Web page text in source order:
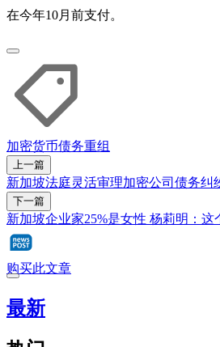
在今年10月前支付。
加密货币债务重组
上一篇
新加坡法庭灵活审理加密公司债务纠
下一篇
新加坡企业家25%是女性 杨莉明：这
购买此文章
最新